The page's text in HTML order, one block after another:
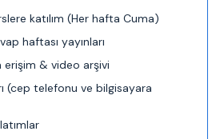
katılım (Her hafta Cuma)
haftası yayınları
erişim & video arşivi
(cep telefonu ve bilgisayara